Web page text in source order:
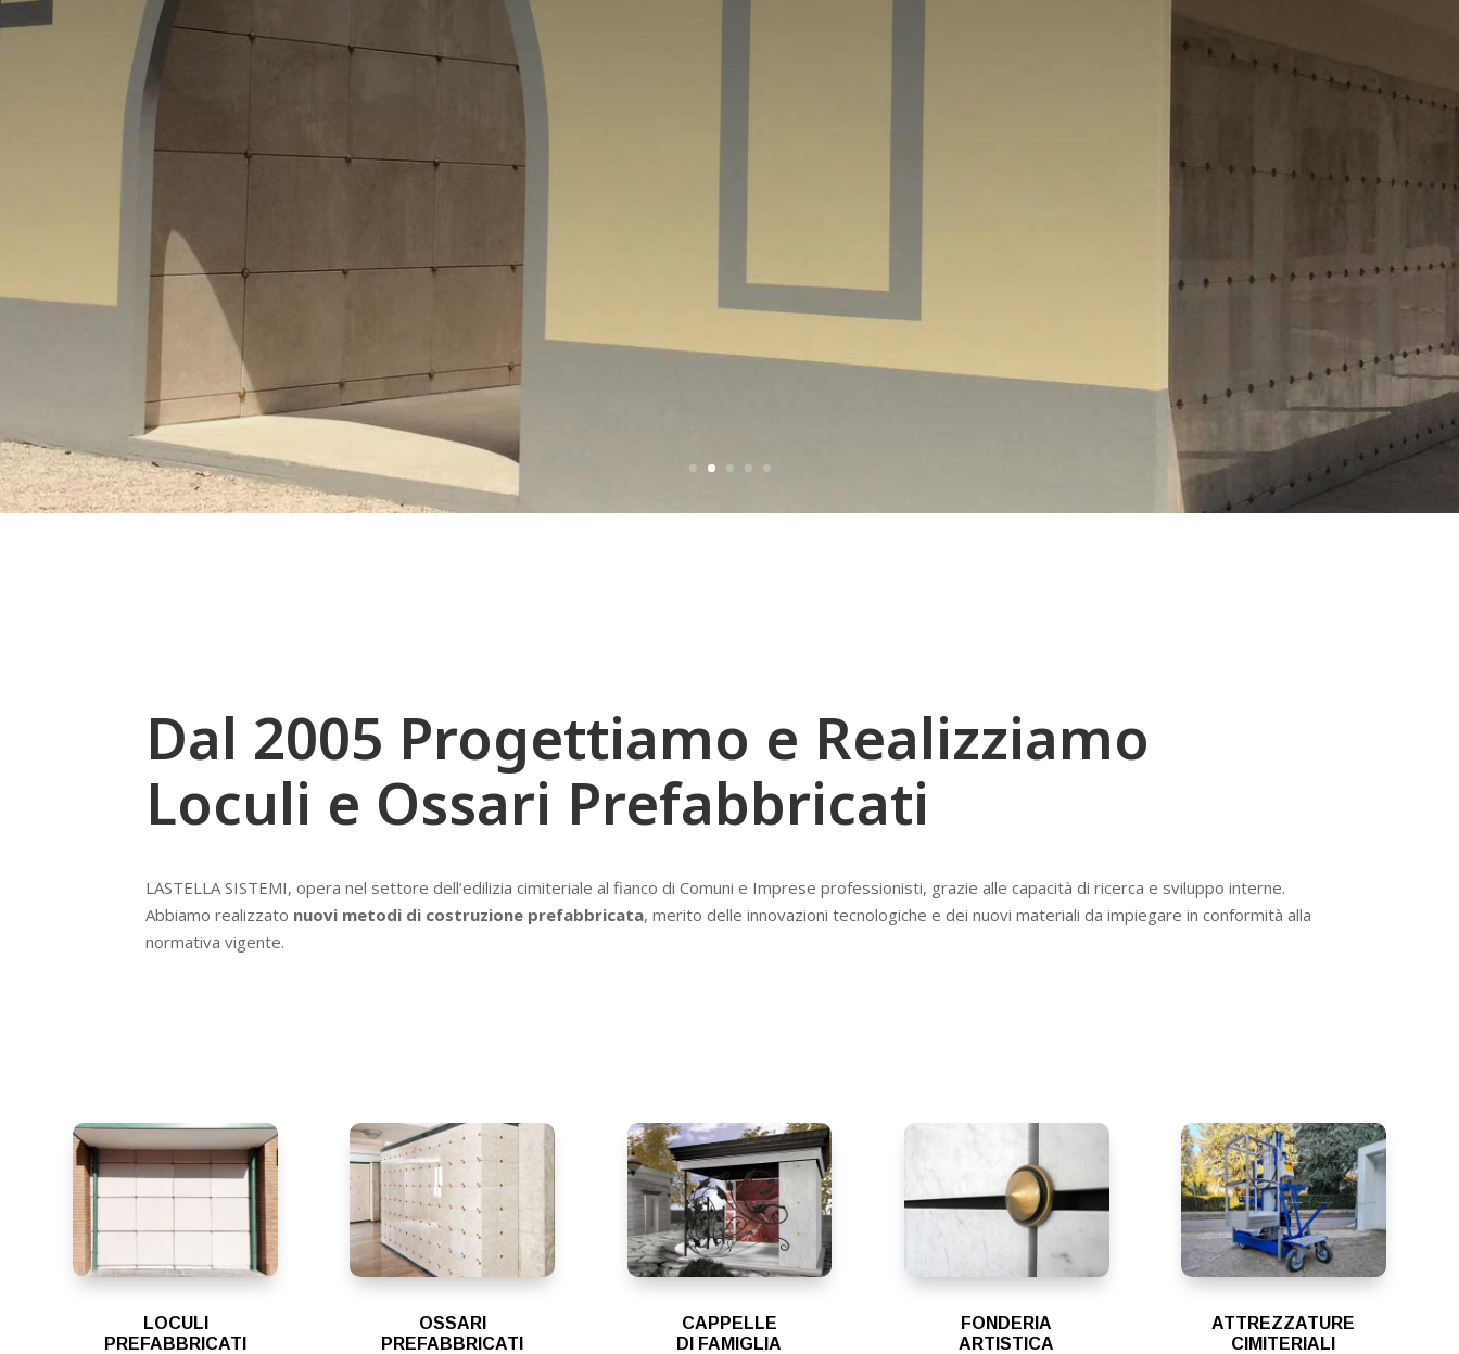
Dal 2005 Progettiamo e Realizziamo
Loculi e Ossari Prefabbricati
LASTELLA SISTEMI, opera nel settore dell’edilizia cimiteriale al fianco di Comuni e Imprese professionisti, grazie alle capacità di ricerca e sviluppo interne.
Abbiamo realizzato nuovi metodi di costruzione prefabbricata, merito delle innovazioni tecnologiche e dei nuovi materiali da impiegare in conformità alla
normativa vigente.
LOCULI
PREFABBRICATI
OSSARI
PREFABBRICATI
CAPPELLE
DI FAMIGLIA
FONDERIA
ARTISTICA
ATTREZZATURE
CIMITERIALI